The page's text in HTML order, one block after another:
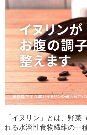
「イヌリン」とは、野菜
れる水溶性食物繊維の一